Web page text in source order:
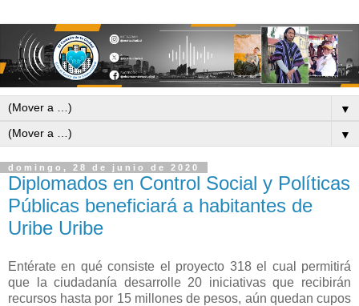
▼
▼
domingo, 28 de junio de 2020
Diplomados en Control Social y Políticas
Públicas beneficiará a habitantes de
Uribe Uribe
Entérate en qué consiste el proyecto 318 el cual permitirá
que la ciudadanía desarrolle 20 iniciativas que recibirán
recursos hasta por 15 millones de pesos, aún quedan cupos